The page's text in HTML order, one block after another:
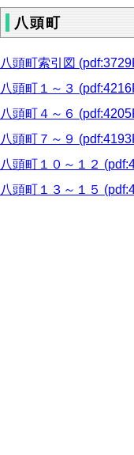
八頭町
八頭町索引図
八頭町１～３
八頭町４～６
八頭町７～９
八頭町１０～１２
八頭町１３～１５